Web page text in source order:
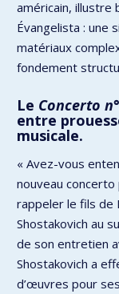
américain, illustre
Évangelista : une
matériaux
fondement
Le Concerto
entre
musicale.
« Avez-vous
nouveau concerto
rappeler le fils de
Shostakovich au
de son entretien
Shostakovich a
d’œuvres pour